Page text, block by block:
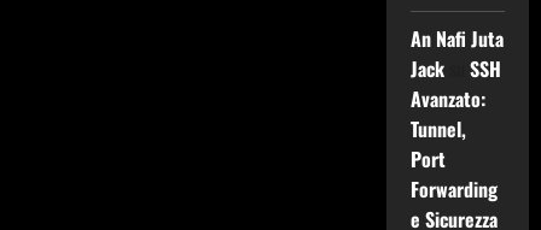
An Nafi Juta
Jacksu SSH
Avanzato:
Tunnel,
Port
Forwarding
e Sicurezza